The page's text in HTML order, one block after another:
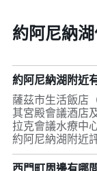
約阿尼納
約阿尼納湖附近
薩茲市生活飯店
其宮殿會議酒店
拉克會議水療中
約阿尼納湖附近